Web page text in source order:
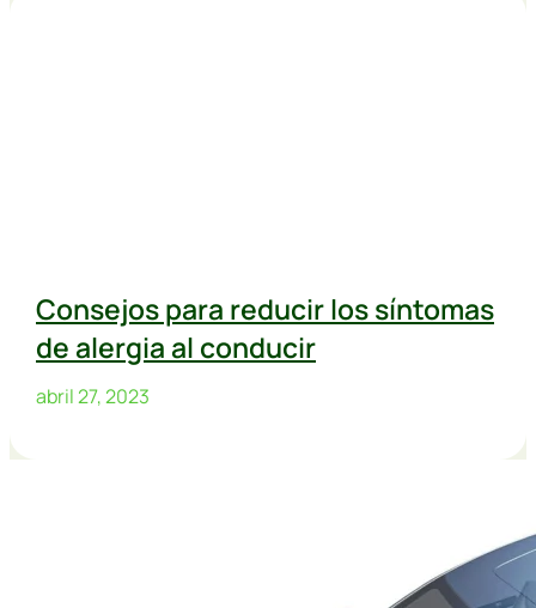
Consejos para reducir los síntomas
de alergia al conducir
abril 27, 2023